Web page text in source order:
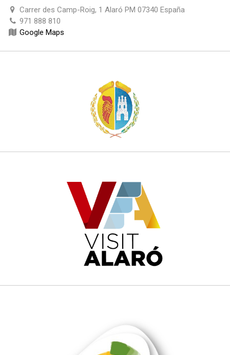
Carrer des Camp-Roig, 1 Alaró PM 07340 España
971 888 810
Google Maps